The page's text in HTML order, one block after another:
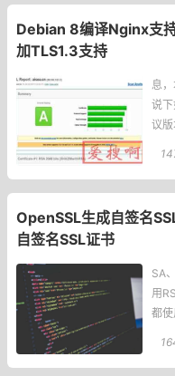
传
Debian 8编译Nginx支
加TLS1.3支持
息
说
议
版
全
OpenSSL生成自签名
自签名SSL证书
SA
用
都
在
密